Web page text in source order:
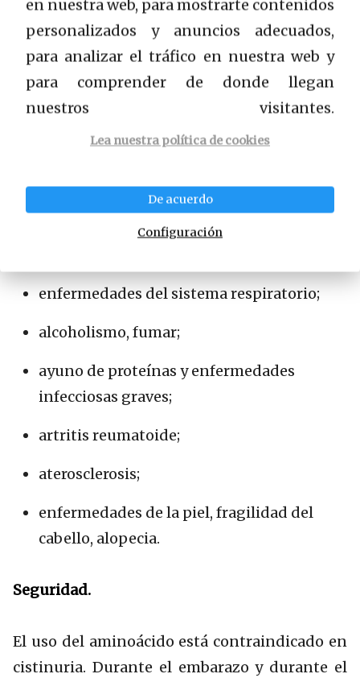
piel;
Acelerar la regeneración del cabello y las
placas ungueales;
abrasiones.
En terapia combinada:
enfermedades del sistema respiratorio;
alcoholismo, fumar;
ayuno de proteínas y enfermedades
infecciosas graves;
artritis reumatoide;
aterosclerosis;
enfermedades de la piel, fragilidad del
cabello, alopecia.
Seguridad.
El uso del aminoácido está contraindicado en
cistinuria. Durante el embarazo y durante el
en nuestra web, para mostrarte contenidos
personalizados y anuncios adecuados,
para analizar el tráfico en nuestra web y
para comprender de donde llegan
nuestros visitantes.
Lea nuestra política de cookies
De acuerdo
Configuración